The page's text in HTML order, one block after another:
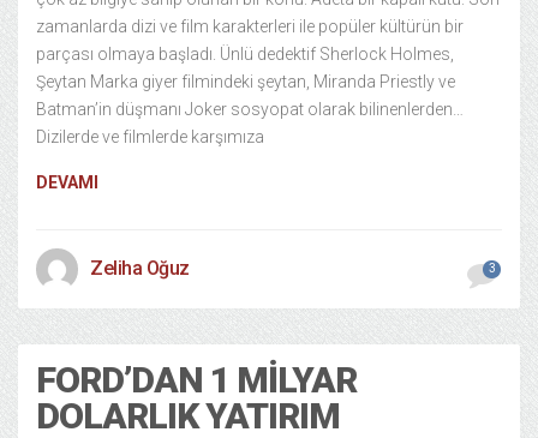
zamanlarda dizi ve film karakterleri ile popüler kültürün bir
parçası olmaya başladı. Ünlü dedektif Sherlock Holmes,
Şeytan Marka giyer filmindeki şeytan, Miranda Priestly ve
Batman’in düşmanı Joker sosyopat olarak bilinenlerden…
Dizilerde ve filmlerde karşımıza
DEVAMI
Zeliha Oğuz 3
FORD’DAN 1 MILYAR
DOLARLIK YATIRIM